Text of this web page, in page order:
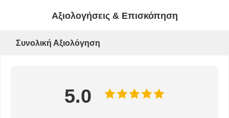
Αξιολογήσεις & Επισκόπηση
Συνολική Αξιολόγηση
5.0